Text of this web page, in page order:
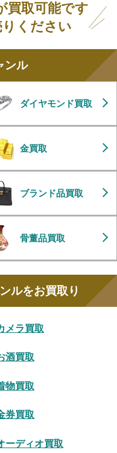
買取可能です
ください
ンル
ダイヤモンド買取
金買取
ブランド品買取
骨董品買取
ルをお買取り
メラ買取
酒買取
物買取
券買取
ーディオ買取